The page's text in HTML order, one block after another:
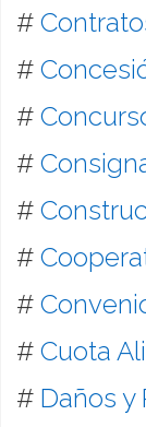
#
#
#
#
#
#
#
# Cuota
# Daños y